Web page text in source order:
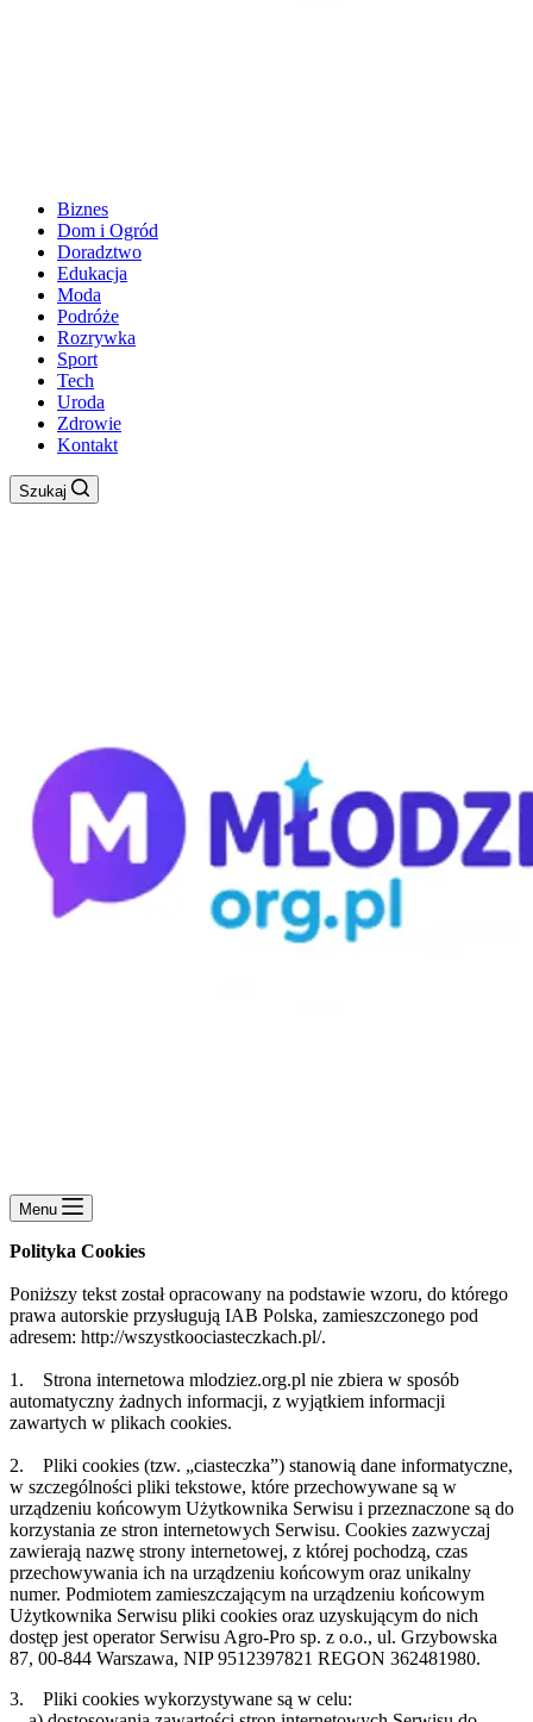
Biznes
Dom i Ogród
Doradztwo
Edukacja
Moda
Podróże
Rozrywka
Sport
Tech
Uroda
Zdrowie
Kontakt
Szukaj
Menu
Polityka Cookies
Poniższy tekst został opracowany na podstawie wzoru, do którego
prawa autorskie przysługują IAB Polska, zamieszczonego pod
adresem: http://wszystkoociasteczkach.pl/.
1. Strona internetowa mlodziez.org.pl nie zbiera w sposób
automatyczny żadnych informacji, z wyjątkiem informacji
zawartych w plikach cookies.
2. Pliki cookies (tzw. „ciasteczka”) stanowią dane informatyczne,
w szczególności pliki tekstowe, które przechowywane są w
urządzeniu końcowym Użytkownika Serwisu i przeznaczone są do
korzystania ze stron internetowych Serwisu. Cookies zazwyczaj
zawierają nazwę strony internetowej, z której pochodzą, czas
przechowywania ich na urządzeniu końcowym oraz unikalny
numer. Podmiotem zamieszczającym na urządzeniu końcowym
Użytkownika Serwisu pliki cookies oraz uzyskującym do nich
dostęp jest operator Serwisu Agro-Pro sp. z o.o., ul. Grzybowska
87, 00-844 Warszawa, NIP 9512397821 REGON 362481980.
3. Pliki cookies wykorzystywane są w celu: